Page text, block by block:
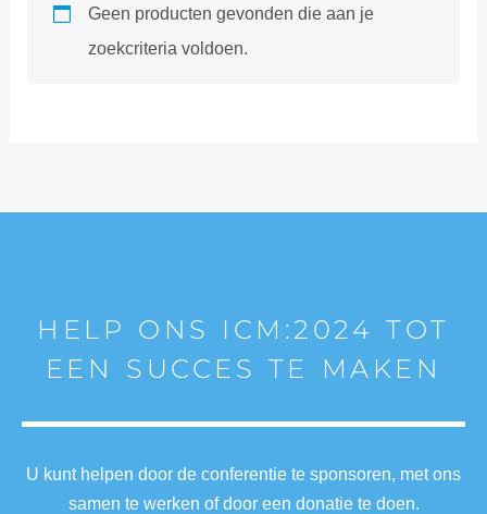
Geen producten gevonden die aan je
zoekcriteria voldoen.
HELP ONS ICM:2024 TOT
EEN SUCCES TE MAKEN
U kunt helpen door de conferentie te sponsoren, met ons
samen te werken of door een donatie te doen.